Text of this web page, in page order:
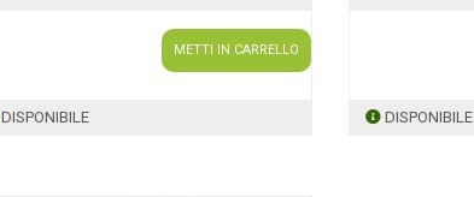
METTI IN CARRELLO
DISPONIBILE DISPONIBILE